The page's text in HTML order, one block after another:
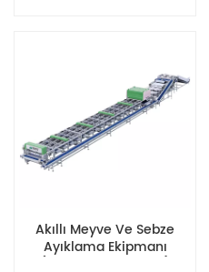
Akıllı Meyve Ve Sebze
Ayıklama Ekipmanı